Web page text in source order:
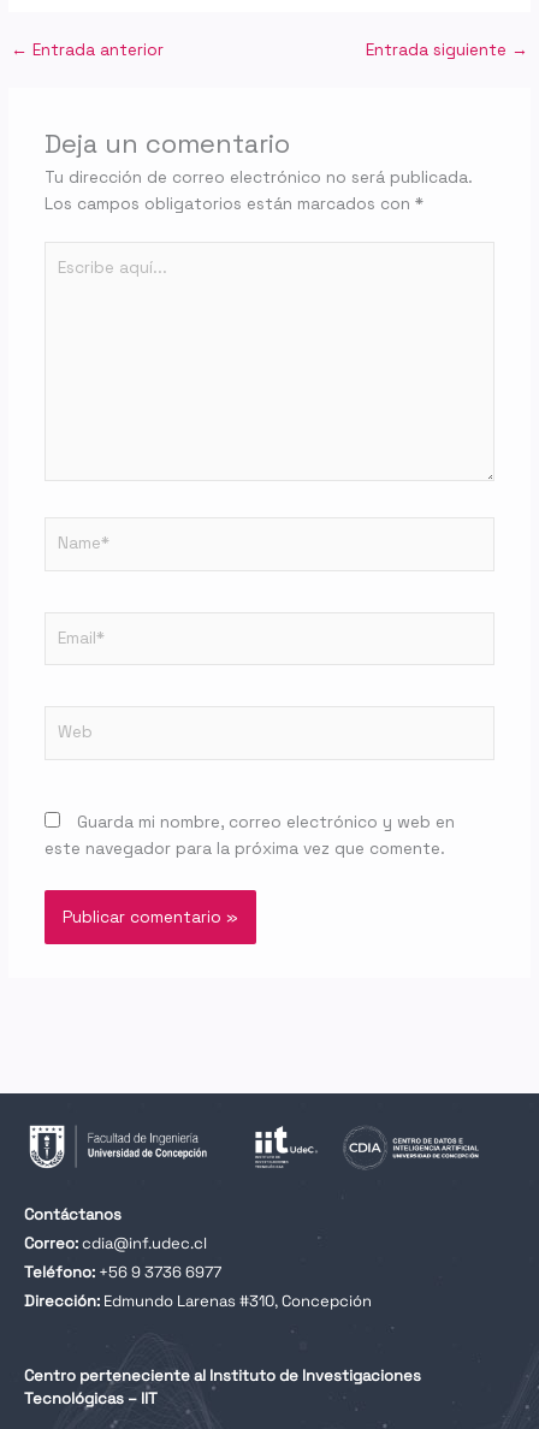
← Entrada anterior Entrada siguiente →
Deja un comentario
Tu dirección de correo electrónico no será publicada.
Los campos obligatorios están marcados con *
aquí...
Guarda mi nombre, correo electrónico y web en
este navegador para la próxima vez que comente.
Contáctanos
Correo:cdia@inf.udec.cl
Teléfono: +56 9 3736 6977
Dirección: Edmundo Larenas #310, Concepción
Centro perteneciente al Instituto de Investigaciones
Tecnológicas – IIT